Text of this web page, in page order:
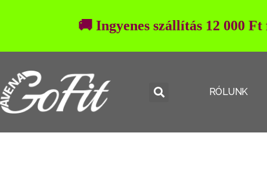
🚚 Ingyenes szállítás 12 000
RÓLUNK